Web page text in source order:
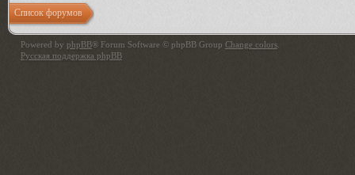
Список форумов
Powered by phpBB® Forum Software © phpBB Group Change colors
Русская поддержка phpBB